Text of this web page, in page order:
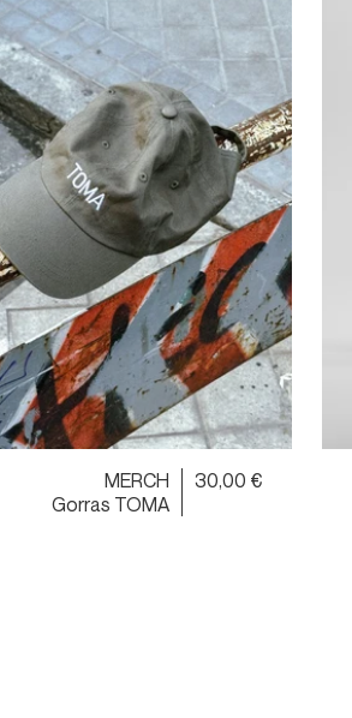
MERCH
Gorras TOMA
30,00 €